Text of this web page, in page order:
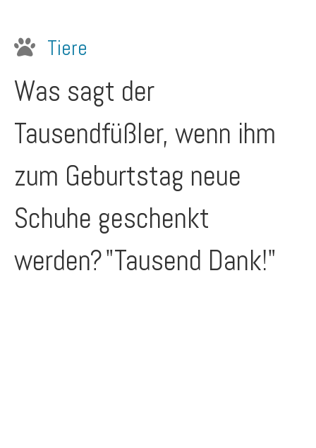
Tiere
Was sagt der
Tausendfüßler, wenn ihm
zum Geburtstag neue
Schuhe geschenkt
werden?"Tausend Dank!"